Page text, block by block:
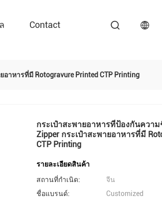
Contact
าหารที่มี Rotogravure Printed CTP Printing
กระเป๋าสะพายอาหารที่ป้องกันควา
Zipper กระเป๋าสะพายอาหารที่มี
CTP Printing
รายละเอียดสินค้า
สถานที่กำเนิด:
จีน
ชื่อแบรนด์:
Customized